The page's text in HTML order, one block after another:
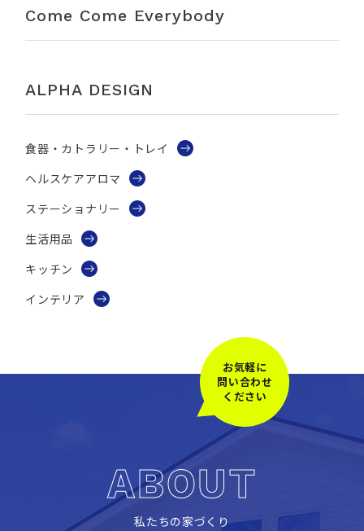
Come Come Everybody
ALPHA DESIGN
食器・カトラリー・トレイ
ヘルスケアアロマ
ステーショナリー
生活用品
キッチン
インテリア
お気軽に
問い合わせ
ください
ABOUT
私たちの家づくり